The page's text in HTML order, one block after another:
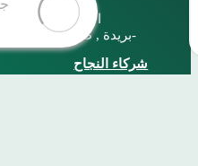
المملكة العربية
بريدة , طريق عثمان بن عفان -رضي الله عنه-
شركاء النجاح